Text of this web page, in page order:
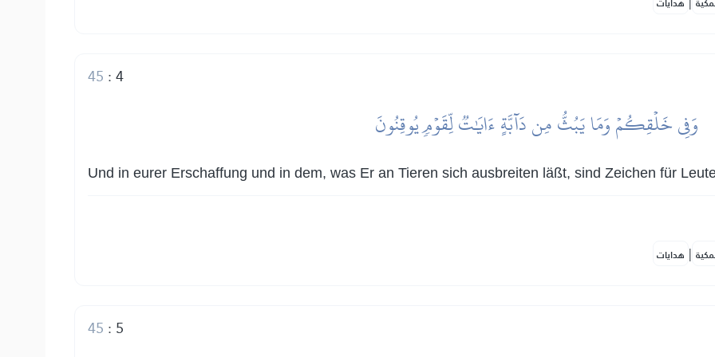
4
:
45
وَفِي خَلۡقِكُمۡ وَمَا يَبُثُّ مِن دَآبَّةٍ ءَايَٰتٞ لِّقَوۡمٖ يُوقِنُونَ
Und in eurer Erschaffung und in dem, was Er an Tieren sich ausbreiten läßt, sind Zeichen für
| هدايات
5
:
45